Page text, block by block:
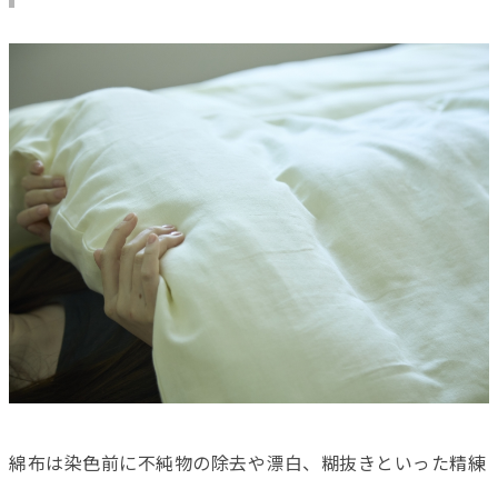
綿布は染色前に不純物の除去や漂白、糊抜きといった精練